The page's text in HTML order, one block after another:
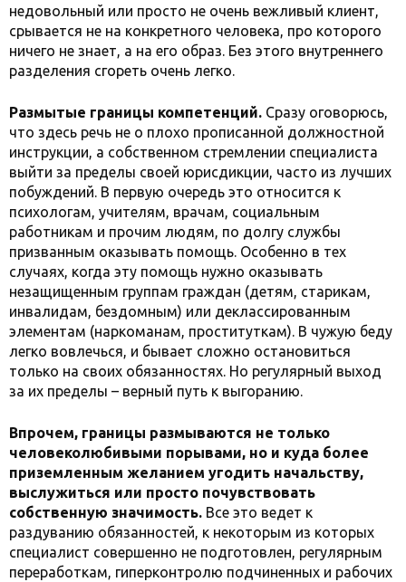
недовольный или просто не очень вежливый клиент,
срывается не на конкретного человека, про которого
ничего не знает, а на его образ. Без этого внутреннего
разделения сгореть очень легко.
Размытые границы компетенций. Сразу оговорюсь,
что здесь речь не о плохо прописанной должностной
инструкции, а собственном стремлении специалиста
выйти за пределы своей юрисдикции, часто из лучших
побуждений. В первую очередь это относится к
психологам, учителям, врачам, социальным
работникам и прочим людям, по долгу службы
призванным оказывать помощь. Особенно в тех
случаях, когда эту помощь нужно оказывать
незащищенным группам граждан (детям, старикам,
инвалидам, бездомным) или деклассированным
элементам (наркоманам, проституткам). В чужую беду
легко вовлечься, и бывает сложно остановиться
только на своих обязанностях. Но регулярный выход
за их пределы – верный путь к выгоранию.
Впрочем, границы размываются не только
человеколюбивыми порывами, но и куда более
приземленным желанием угодить начальству,
выслужиться или просто почувствовать
собственную значимость. Все это ведет к
раздуванию обязанностей, к некоторым из которых
специалист совершенно не подготовлен, регулярным
переработкам, гиперконтролю подчиненных и рабочих